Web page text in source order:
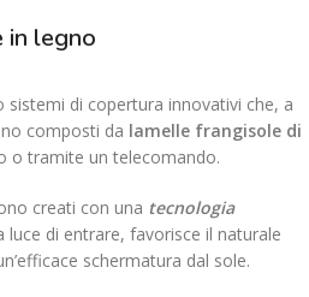
in legno
di copertura innovativi che, a
composti da lamelle frangisole di
o tramite un telecomando.
creati con una tecnologia
luce di entrare, favorisce il naturale
schermatura dal sole.